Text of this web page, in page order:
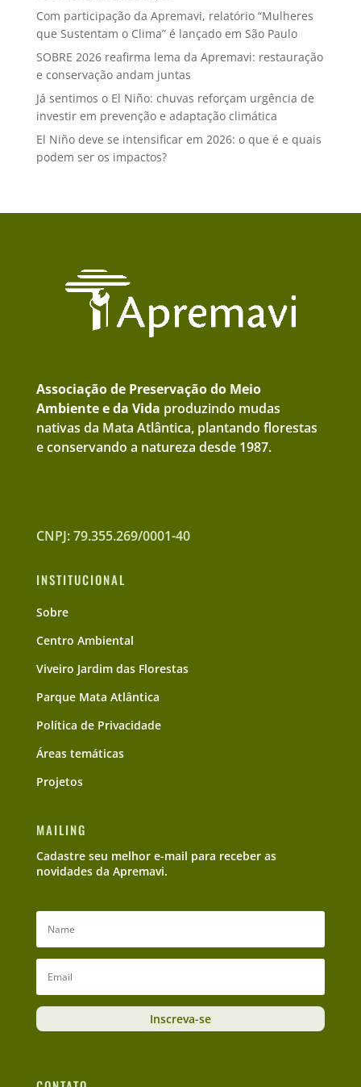
Com participação da Apremavi, relatório “Mulheres
que Sustentam o Clima” é lançado em São Paulo
SOBRE 2026 reafirma lema da Apremavi: restauração
e conservação andam juntas
Já sentimos o El Niño: chuvas reforçam urgência de
investir em prevenção e adaptação climática
El Niño deve se intensificar em 2026: o que é e quais
podem ser os impactos?
Associação de Preservação do Meio
Ambiente e da Vida produzindo mudas
nativas da Mata Atlântica, plantando florestas
e conservando a natureza desde 1987.
CNPJ: 79.355.269/0001-40
INSTITUCIONAL
Sobre
Centro Ambiental
Viveiro Jardim das Florestas
Parque Mata Atlântica
Política de Privacidade
Áreas temáticas
Projetos
MAILING
Cadastre seu melhor e-mail para receber as
novidades da Apremavi.
Inscreva-se